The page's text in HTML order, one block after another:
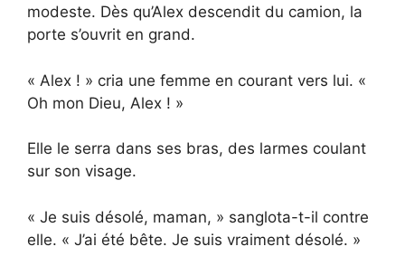
modeste. Dès qu’Alex descendit du camion, la
porte s’ouvrit en grand.
« Alex ! » cria une femme en courant vers lui. «
Oh mon Dieu, Alex ! »
Elle le serra dans ses bras, des larmes coulant
sur son visage.
« Je suis désolé, maman, » sanglota-t-il contre
elle. « J’ai été bête. Je suis vraiment désolé. »